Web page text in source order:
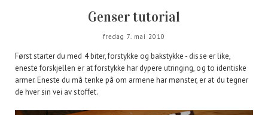
Genser tutorial
fredag 7. mai 2010
Først starter du med 4 biter, forstykke og bakstykke - disse er like,
eneste forskjellen er at forstykke har dypere utringing, og to identiske
armer. Eneste du må tenke på om armene har mønster, er at du tegner
de hver sin vei av stoffet.